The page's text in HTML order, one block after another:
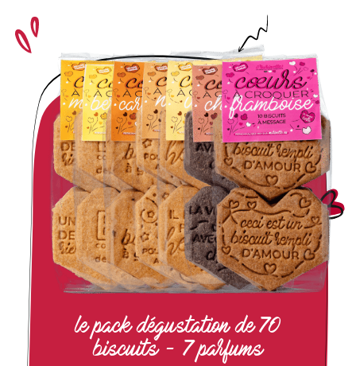
le pack dégustation de 70
biscuits - 7 parfums